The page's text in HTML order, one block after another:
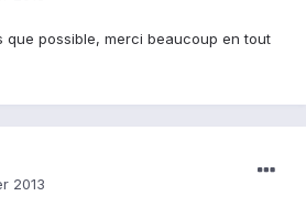
que possible, merci beaucoup en tout
2013